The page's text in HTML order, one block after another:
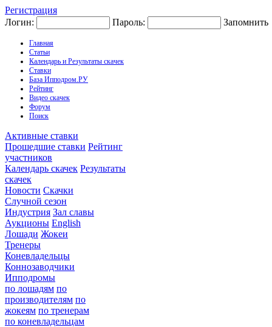
Регистрация
Логин:
Пароль: Запомнить
Главная
Статьи
Календарь и Результаты скачек
Ставки
База Ипподром.РУ
Рейтинг
Видео скачек
Форум
Поиск
Активные ставки
Прошедшие ставки Рейтинг
участников
Календарь скачек Результаты
скачек
Новости Скачки
Случной сезон
Индустрия Зал славы
Аукционы English
Лошади Жокеи
Тренеры
Коневладельцы
Коннозаводчики
Ипподромы
по лошадям по
производителям по
жокеям по тренерам
по коневладельцам